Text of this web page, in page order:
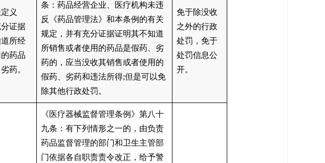
义
证据
所经
药品
药。
条：药品经营企业、医疗机构未违
反《药品管理法》和本条例的有关
规定，并有充分证据证明其不知道
所销售或者使用的药品是假药、劣
药的，应当没收其销售或者使用的
假药、劣药和违法所得;但是可以免
除其他行政处罚。
免于除没收
之外的行政
处罚，免于
处罚信息公
开。
《医疗器械监督管理条例》第八十
九条：有下列情形之一的，由负责
药品监督管理的部门和卫生主管部
门依据各自职责责令改正，给予警